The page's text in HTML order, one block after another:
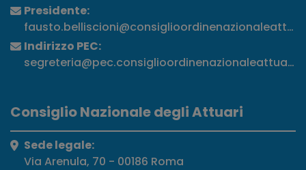
Presidente:
Indirizzo PEC:
segreteria@pec.consiglioordinenazionaleattuari.it
Consiglio Nazionale degli Attuari
Sede legale:
Via Arenula, 70 - 00186 Roma